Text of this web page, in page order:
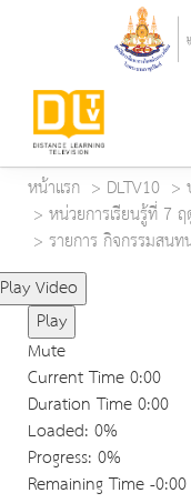
หน้าแรก DLTV10
หน่วยการเรียนรู้ที่ 7
รายการ กิจกรรมสน
Play Video
Play
Mute
Current Time0:00
Duration Time0:00
Loaded: 0%
Progress: 0%
Remaining Time-0:00